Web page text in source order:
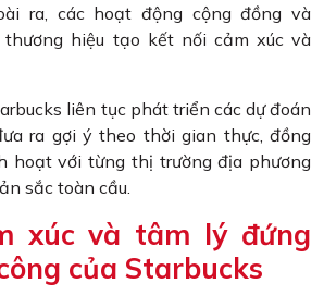
ra, các hoạt động cộng đồng và
hiệu tạo kết nối cảm xúc và
liên tục phát triển các dự đoán
ra gợi ý theo thời gian thực, đồng
hoạt với từng thị trường địa phương
sắc toàn cầu.
xúc và tâm lý đứng
của Starbucks